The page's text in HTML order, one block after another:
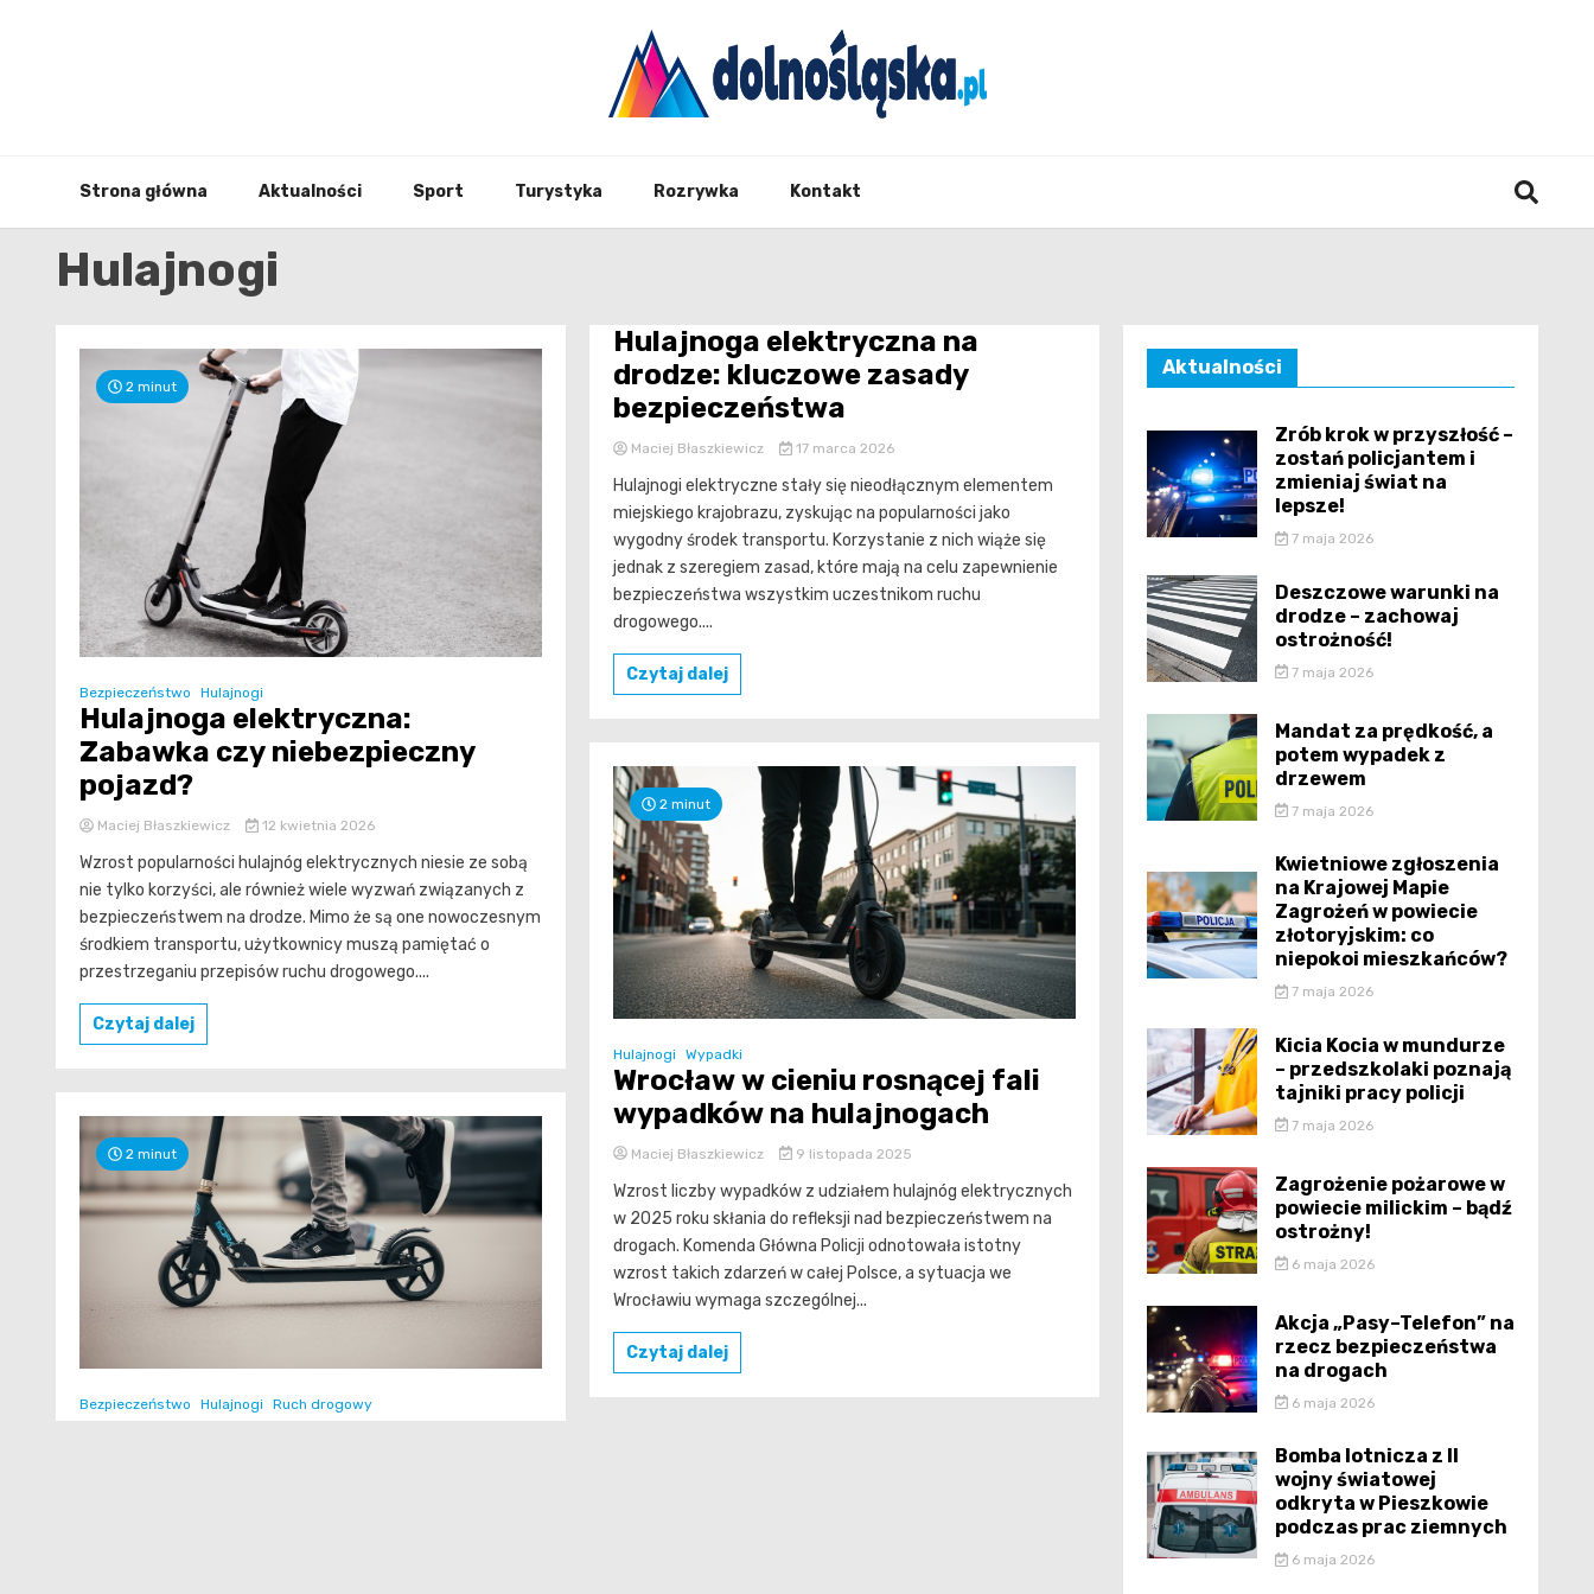
Strona główna Aktualności Sport Turystyka Rozrywka Kontakt
Hulajnogi
2 minut
Bezpieczeństwo Hulajnogi
Hulajnoga elektryczna:
Zabawka czy niebezpieczny
pojazd?
Maciej Błaszkiewicz 12 kwietnia 2026
Wzrost popularności hulajnóg elektrycznych niesie ze sobą
nie tylko korzyści, ale również wiele wyzwań związanych z
bezpieczeństwem na drodze. Mimo że są one nowoczesnym
środkiem transportu, użytkownicy muszą pamiętać o
przestrzeganiu przepisów ruchu drogowego....
Czytaj dalej
2 minut
Bezpieczeństwo Hulajnogi Ruch drogowy
Hulajnoga elektryczna na
drodze: kluczowe zasady
bezpieczeństwa
Maciej Błaszkiewicz 17 marca 2026
Hulajnogi elektryczne stały się nieodłącznym elementem
miejskiego krajobrazu, zyskując na popularności jako
wygodny środek transportu. Korzystanie z nich wiąże się
jednak z szeregiem zasad, które mają na celu zapewnienie
bezpieczeństwa wszystkim uczestnikom ruchu
drogowego....
Czytaj dalej
2 minut
Hulajnogi Wypadki
Wrocław w cieniu rosnącej fali
wypadków na hulajnogach
Maciej Błaszkiewicz 9 listopada 2025
Wzrost liczby wypadków z udziałem hulajnóg elektrycznych
w 2025 roku skłania do refleksji nad bezpieczeństwem na
drogach. Komenda Główna Policji odnotowała istotny
wzrost takich zdarzeń w całej Polsce, a sytuacja we
Wrocławiu wymaga szczególnej...
Czytaj dalej
Aktualności
Zrób krok w przyszłość –
zostań policjantem i
zmieniaj świat na
lepsze!
7 maja 2026
Deszczowe warunki na
drodze – zachowaj
ostrożność!
7 maja 2026
Mandat za prędkość, a
potem wypadek z
drzewem
7 maja 2026
Kwietniowe zgłoszenia
na Krajowej Mapie
Zagrożeń w powiecie
złotoryjskim: co
niepokoi mieszkańców?
7 maja 2026
Kicia Kocia w mundurze
– przedszkolaki poznają
tajniki pracy policji
7 maja 2026
Zagrożenie pożarowe w
powiecie milickim – bądź
ostrożny!
6 maja 2026
Akcja „Pasy–Telefon” na
rzecz bezpieczeństwa
na drogach
6 maja 2026
Bomba lotnicza z II
wojny światowej
odkryta w Pieszkowie
podczas prac ziemnych
6 maja 2026